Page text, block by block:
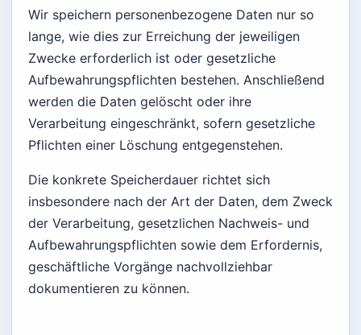
Wir speichern personenbezogene Daten nur so
lange, wie dies zur Erreichung der jeweiligen
Zwecke erforderlich ist oder gesetzliche
Aufbewahrungspflichten bestehen. Anschließend
werden die Daten gelöscht oder ihre
Verarbeitung eingeschränkt, sofern gesetzliche
Pflichten einer Löschung entgegenstehen.
Die konkrete Speicherdauer richtet sich
insbesondere nach der Art der Daten, dem Zweck
der Verarbeitung, gesetzlichen Nachweis- und
Aufbewahrungspflichten sowie dem Erfordernis,
geschäftliche Vorgänge nachvollziehbar
dokumentieren zu können.